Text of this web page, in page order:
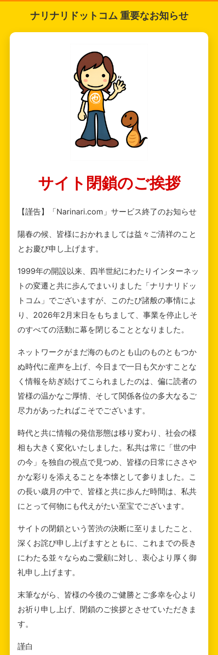
ナリナリドットコム 重要なお知らせ
サイト閉鎖のご挨拶
【謹告】「Narinari.com」サービス終了のお知らせ
陽春の候、皆様におかれましては益々ご清祥のこと
とお慶び申し上げます。
1999年の開設以来、四半世紀にわたりインターネッ
トの変遷と共に歩んでまいりました「ナリナリドッ
トコム」でございますが、このたび諸般の事情によ
り、2026年2月末日をもちまして、事業を停止しそ
のすべての活動に幕を閉じることとなりました。
ネットワークがまだ海のものとも山のものともつか
ぬ時代に産声を上げ、今日まで一日も欠かすことな
く情報を紡ぎ続けてこられましたのは、偏に読者の
皆様の温かなご厚情、そして関係各位の多大なるご
尽力があったればこそでございます。
時代と共に情報の発信形態は移り変わり、社会の様
相も大きく変化いたしました。私共は常に「世の中
の今」を独自の視点で見つめ、皆様の日常にささや
かな彩りを添えることを本懐として参りました。こ
の長い歳月の中で、皆様と共に歩んだ時間は、私共
にとって何物にも代えがたい至宝でございます。
サイトの閉鎖という苦渋の決断に至りましたこと、
深くお詫び申し上げますとともに、これまでの長き
にわたる並々ならぬご愛顧に対し、衷心より厚く御
礼申し上げます。
末筆ながら、皆様の今後のご健勝とご多幸を心より
お祈り申し上げ、閉鎖のご挨拶とさせていただきま
す。
謹白